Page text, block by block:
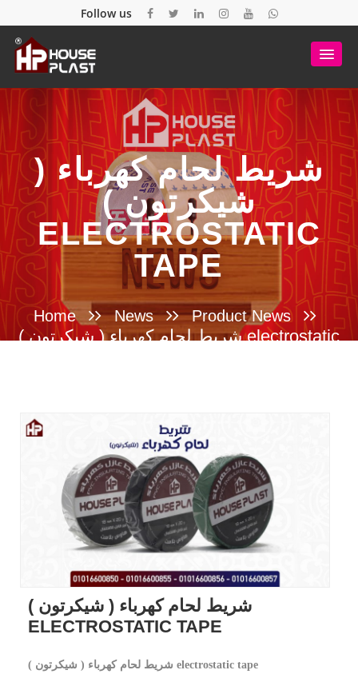
Follow us
شريط لحام كهرباء (
شيكرتون )
ELECTROSTATIC
TAPE
Home News Product News
شريط لحام كهرباء ( شيكرتون ) electrostatic
شريط لحام كهرباء ( شيكرتون )
ELECTROSTATIC TAPE
شريط لحام كهرباء ( شيكرتون ) electrostatic tape